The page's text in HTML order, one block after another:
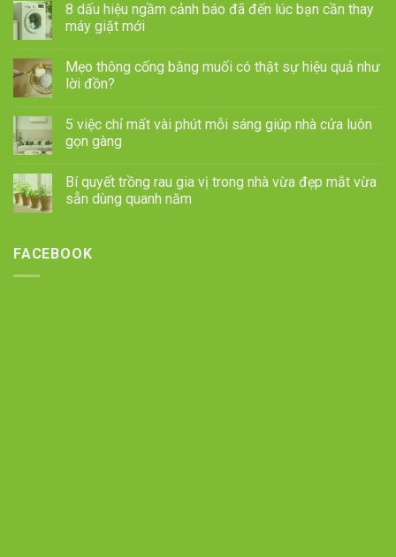
8 dấu hiệu ngầm cảnh báo đã đến lúc bạn cần thay
máy giặt mới
Mẹo thông cống bằng muối có thật sự hiệu quả như
lời đồn?
5 việc chỉ mất vài phút mỗi sáng giúp nhà cửa luôn
gọn gàng
Bí quyết trồng rau gia vị trong nhà vừa đẹp mắt vừa
sẵn dùng quanh năm
FACEBOOK